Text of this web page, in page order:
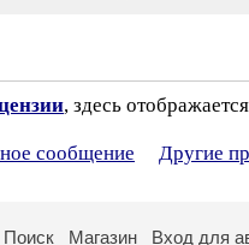
, здесь
сообщение Другие
Поиск Магазин Вход для